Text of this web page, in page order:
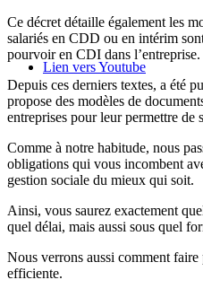
Lien vers Youtube
Ce décret détaille également les
salariés en CDD ou en intérim
pourvoir en CDI dans l’entreprise.
Depuis ces derniers textes, a été
propose des modèles de
entreprises pour leur permettre de
Comme à notre habitude, nous
obligations qui vous incombent
gestion sociale du mieux qui soit.
Ainsi, vous saurez exactement
quel délai, mais aussi sous quel
Nous verrons aussi comment
efficiente.